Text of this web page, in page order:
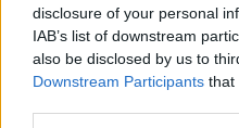
disclosure of your personal
IAB’s list of downstream
also be disclosed by us to
Downstream Participants that